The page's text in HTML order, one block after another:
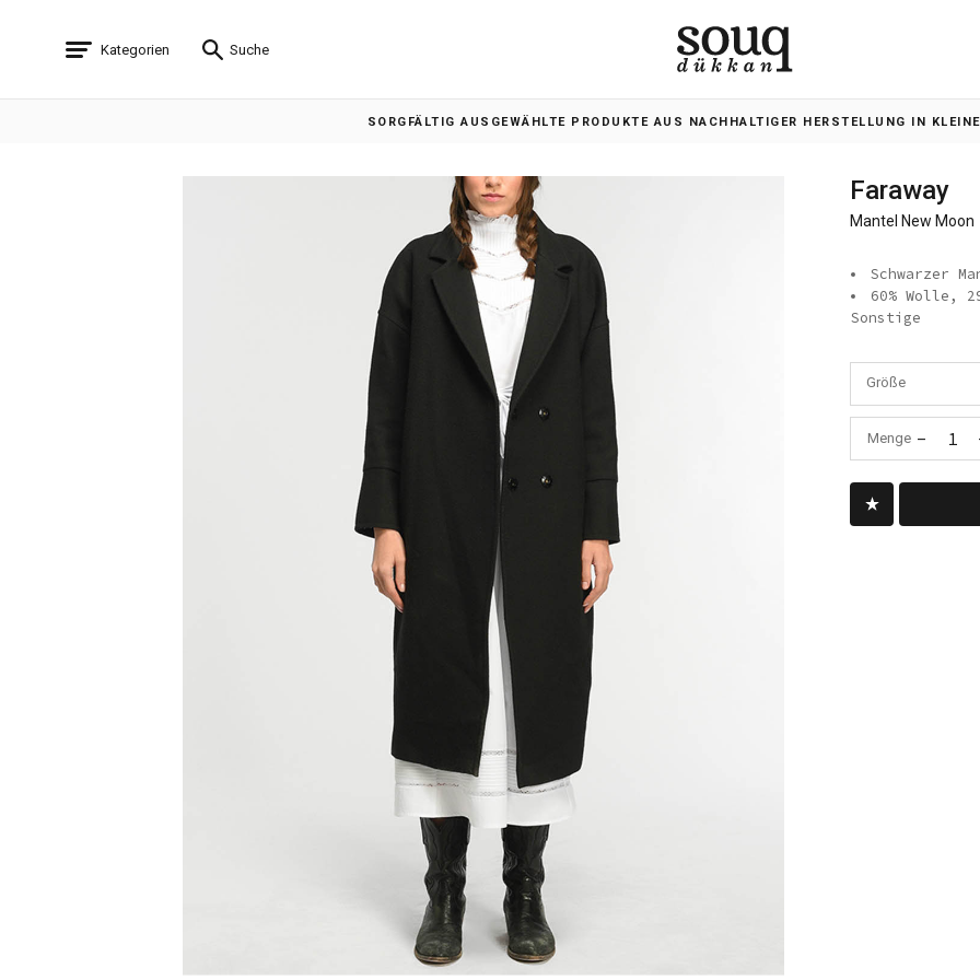
Kategorien Suche
SORGFÄLTIG AUSGEWÄHLTE PRODUKTE AUS NACHHALTIGER HERSTELLUNG IN
Faraway
Mantel New Moon
Schwarzer
60% Wolle,
Sonstige
Größe
Menge - 1